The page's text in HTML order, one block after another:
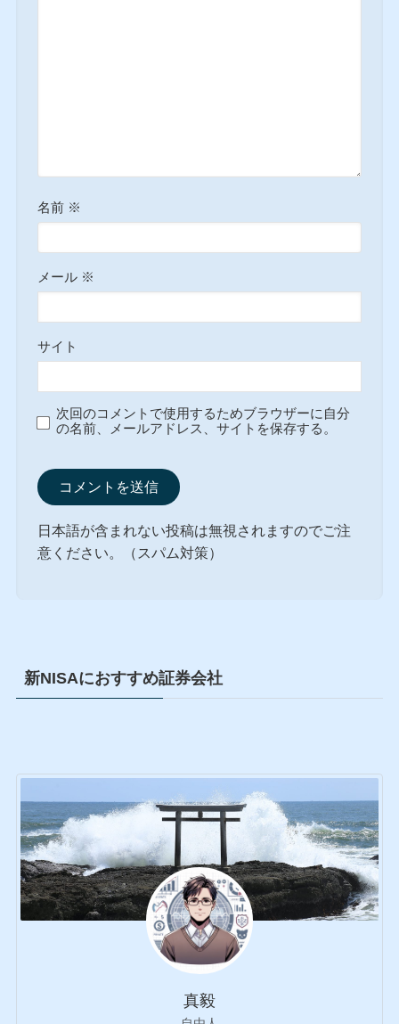
名前 ※
メール ※
サイト
次回のコメントで使用するためブラウザーに自分
の名前、メールアドレス、サイトを保存する。
日本語が含まれない投稿は無視されますのでご注
意ください。（スパム対策）
新NISAにおすすめ証券会社
真毅